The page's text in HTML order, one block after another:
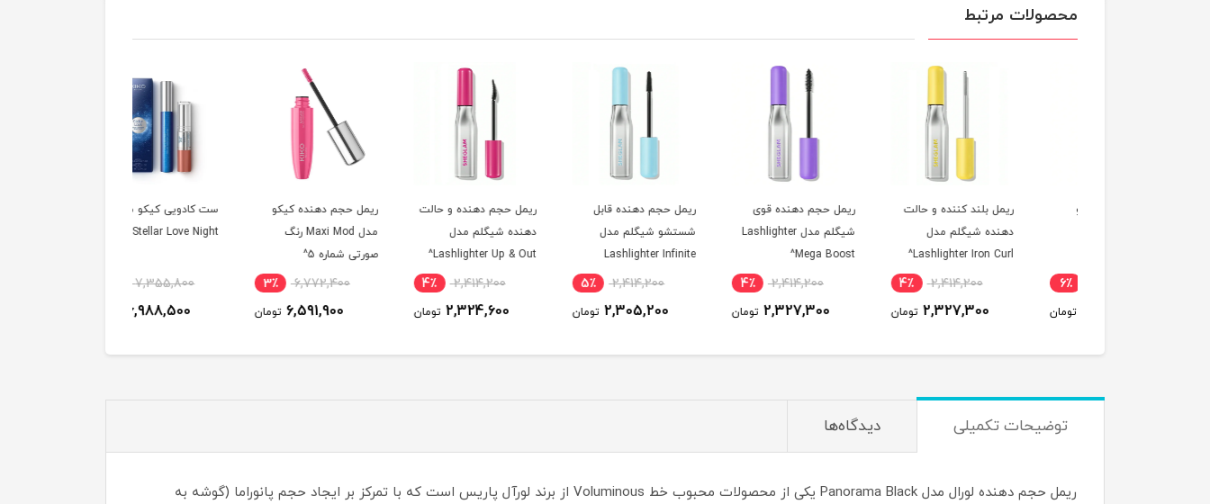
محصولات مرتبط
ریمل بلند کننده و حالت
دهنده شیگلم مدل
Lashlighter Iron Curl^
2,414,200 4٪
2,327,300 تومان
ریمل حجم دهنده قوی
شیگلم مدل Lashlighter
Mega Boost^
2,414,200 4٪
2,327,300 تومان
ریمل حجم دهنده قابل
شستشو شیگلم مدل
Lashlighter Infinite
Tubing^
2,414,200 5٪
2,305,200 تومان
ریمل حجم دهنده و حالت
دهنده شیگلم مدل
Lashlighter Up & Out^
2,414,200 4٪
2,324,600 تومان
ریمل حجم دهنده کیکو
مدل Maxi Mod رنگ
صورتی شماره 5^
6,772,400 3٪
6,591,900 تومان
ست کادویی کیکو مدل
Stellar Love Night^
7,355,800 5٪
6,988,500 تومان
توضیحات تکمیلی دیدگاه‌ها
ریمل حجم دهنده لورال مدل Panorama Black یکی از محصولات محبوب خط Voluminous از برند لورآل پاریس است که با تمرکز بر ایجاد حجم پانوراما (گوشه به